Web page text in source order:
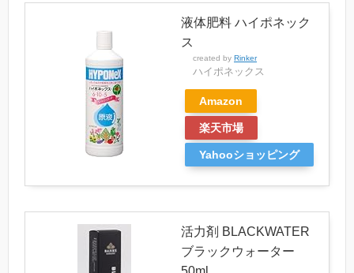
液体肥料 ハイポネック
ス
created by Rinker
‎ハイポネックス
Amazon
楽天市場
Yahooショッピング
活力剤 BLACKWATER
ブラックウォーター